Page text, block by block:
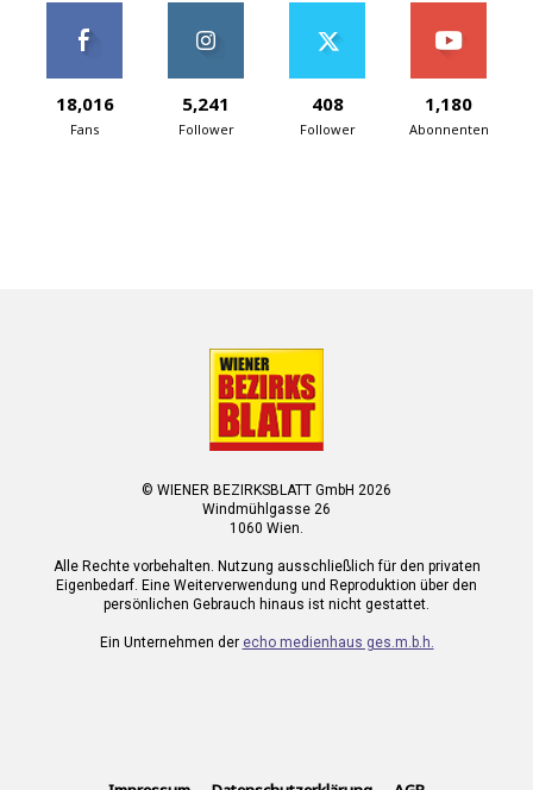
18,016
Fans
5,241
Follower
408
Follower
1,180
Abonnenten
© WIENER BEZIRKSBLATT GmbH 2026
Windmühlgasse 26
1060 Wien.
Alle Rechte vorbehalten. Nutzung ausschließlich für den privaten
Eigenbedarf. Eine Weiterverwendung und Reproduktion über den
persönlichen Gebrauch hinaus ist nicht gestattet.
Ein Unternehmen der echo medienhaus ges.m.b.h.